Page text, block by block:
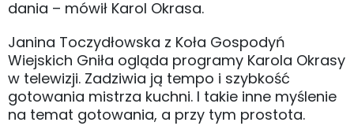
dania – mówił Karol Okrasa.
Janina Toczydłowska z Koła Gospodyń
Wiejskich Gniła ogląda programy Karola Okrasy
w telewizji. Zadziwia ją tempo i szybkość
gotowania mistrza kuchni. I takie inne myślenie
na temat gotowania, a przy tym prostota.